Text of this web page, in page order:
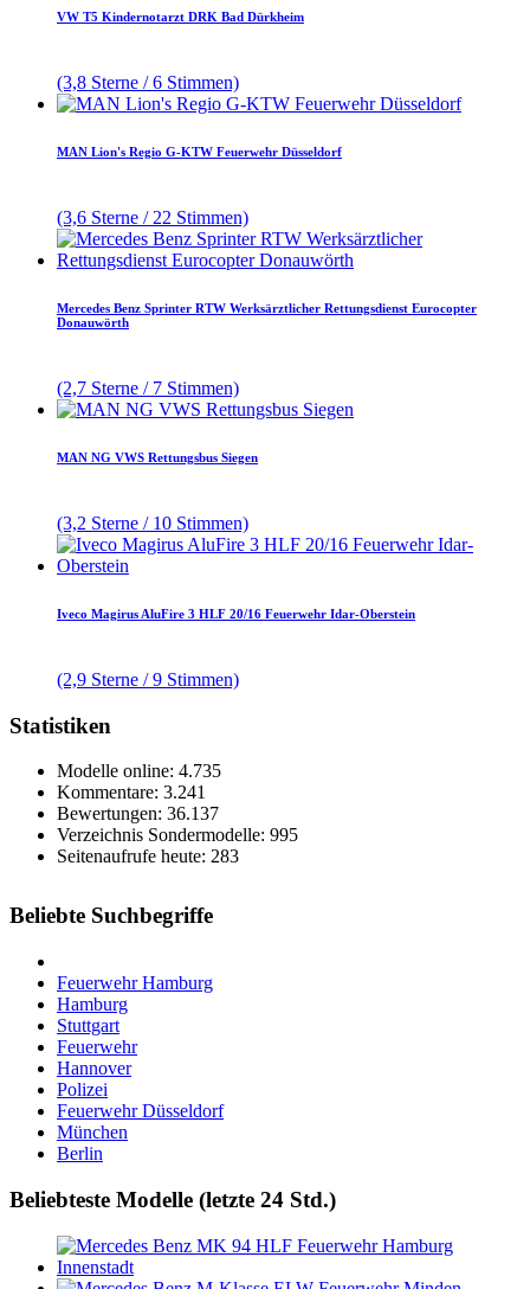
VW T5 Kindernotarzt DRK Bad Dürkheim
(3,8 Sterne / 6 Stimmen)
MAN Lion's Regio G-KTW Feuerwehr Düsseldorf
(3,6 Sterne / 22 Stimmen)
Mercedes Benz Sprinter RTW Werksärztlicher Rettungsdienst Eurocopter
Donauwörth
(2,7 Sterne / 7 Stimmen)
MAN NG VWS Rettungsbus Siegen
(3,2 Sterne / 10 Stimmen)
Iveco Magirus AluFire 3 HLF 20/16 Feuerwehr Idar-Oberstein
(2,9 Sterne / 9 Stimmen)
Statistiken
Modelle online: 4.735
Kommentare: 3.241
Bewertungen: 36.137
Verzeichnis Sondermodelle: 995
Seitenaufrufe heute: 283
Beliebte Suchbegriffe
Feuerwehr Hamburg
Hamburg
Stuttgart
Feuerwehr
Hannover
Polizei
Feuerwehr Düsseldorf
München
Berlin
Beliebteste Modelle (letzte 24 Std.)